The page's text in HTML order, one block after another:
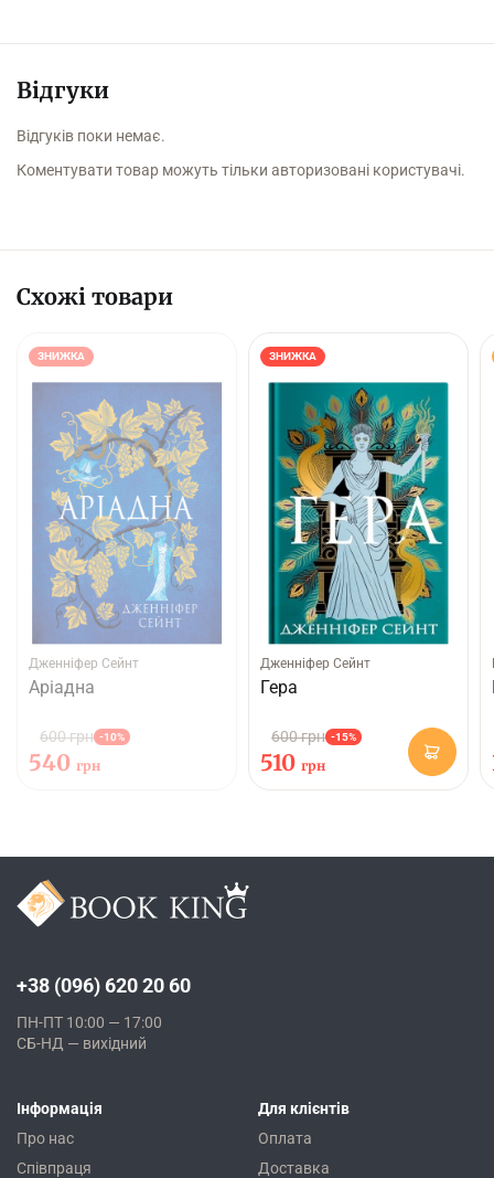
Відгуки
Відгуків поки немає.
Коментувати товар можуть тільки авторизовані користувачі.
Схожі товари
ЗНИЖКА
Дженніфер Сейнт
Аріадна
600 грн -10%
540 грн
ЗНИЖКА
Дженніфер Сейнт
Гера
600 грн -15%
510 грн
+38 (096) 620 20 60
ПН-ПТ 10:00 — 17:00
СБ-НД — вихідний
Інформація
Про нас
Співпраця
Для клієнтів
Оплата
Доставка